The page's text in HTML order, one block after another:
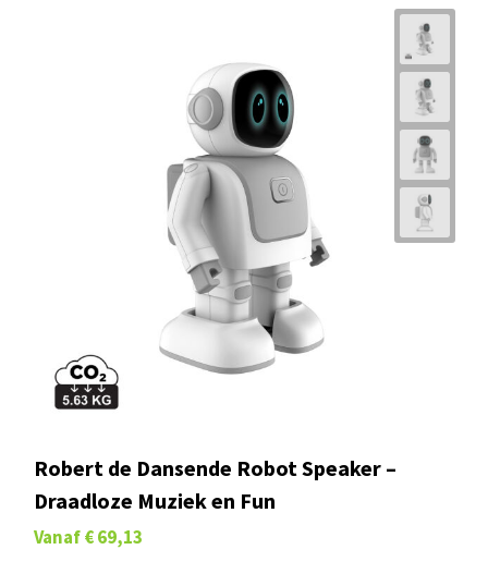
Robert de Dansende Robot Speaker –
Draadloze Muziek en Fun
Vanaf € 69,13